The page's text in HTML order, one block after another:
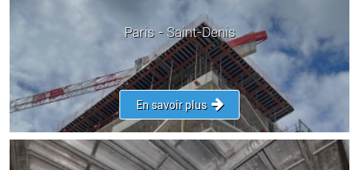
Paris - Saint-Denis
En savoir plus